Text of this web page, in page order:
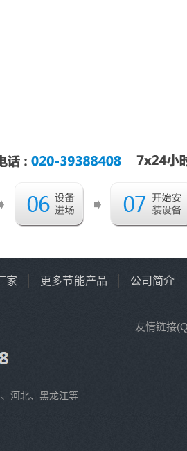
家 更多节能产品 公司简介
友情链接
河北、黑龙江等